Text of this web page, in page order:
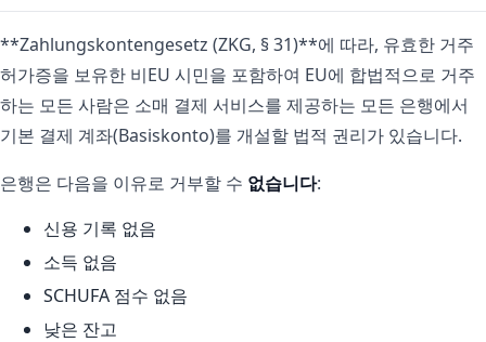
**Zahlungskontengesetz (ZKG, § 31)**에 따라, 유효한 거주
허가증을 보유한 비EU 시민을 포함하여 EU에 합법적으로 거주
하는 모든 사람은 소매 결제 서비스를 제공하는 모든 은행에서
기본 결제 계좌(Basiskonto)를 개설할 법적 권리가 있습니다.
은행은 다음을 이유로 거부할 수 없습니다:
신용 기록 없음
소득 없음
SCHUFA 점수 없음
낮은 잔고